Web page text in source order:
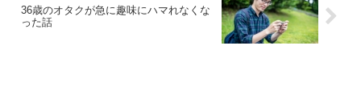
36歳のオタクが急に趣味にハマれなくな
った話